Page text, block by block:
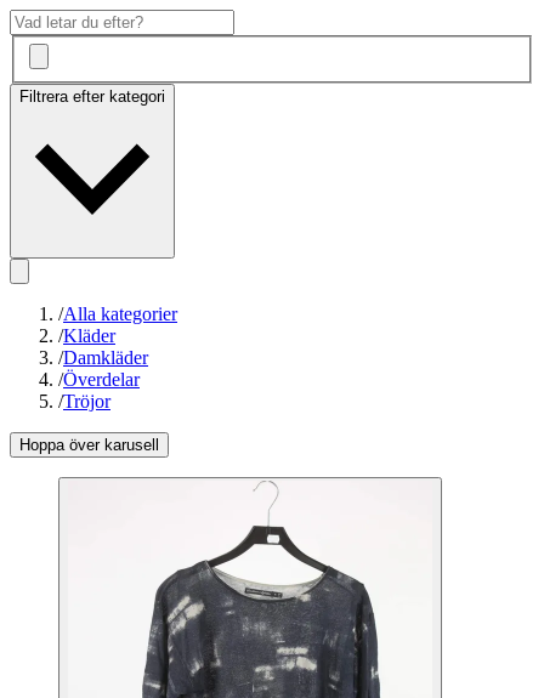
Filtrera efter kategori
/Alla kategorier
/Kläder
/Damkläder
/Överdelar
/Tröjor
Hoppa över karusell